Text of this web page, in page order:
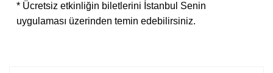
* Ücretsiz etkinliğin biletlerini İstanbul Senin
uygulaması üzerinden temin edebilirsiniz.